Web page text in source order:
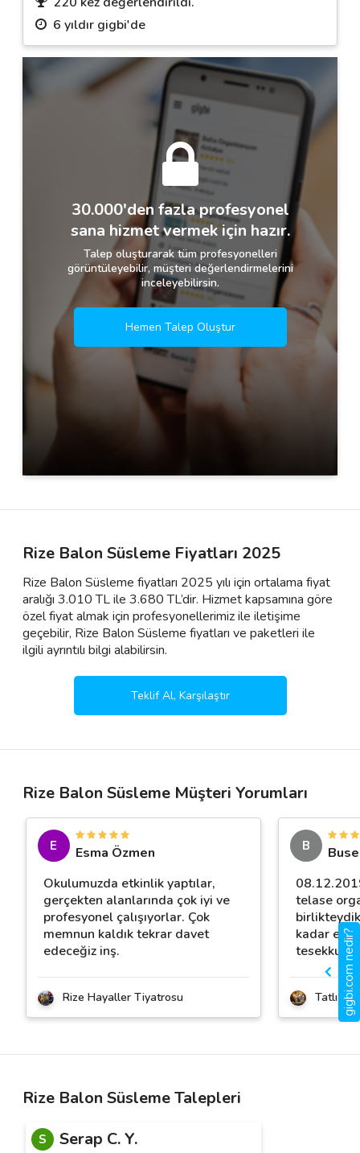
6 yıldır gigbi'de
30.000'den fazla profesyonel
sana hizmet vermek için hazır.
Talep oluşturarak tüm profesyonelleri
görüntüleyebilir, müşteri değerlendirmelerini
inceleyebilirsin.
Hemen Talep Oluştur
Rize Balon Süsleme Fiyatları 2025
Rize Balon Süsleme fiyatları 2025 yılı için ortalama fiyat
aralığı 3.010 TL ile 3.680 TL’dir. Hizmet kapsamına göre
özel fiyat almak için profesyonellerimiz ile iletişime
geçebilir, Rize Balon Süsleme fiyatları ve paketleri ile
ilgili ayrıntılı bilgi alabilirsin.
Teklif Al, Karşılaştır
Rize Balon Süsleme Müşteri Yorumları
E
Esma Özmen
Okulumuzda etkinlik yaptılar,
gerçekten alanlarında çok iyi ve
profesyonel çalışıyorlar. Çok
memnun kaldık tekrar davet
edeceğiz inş.
Rize Hayaller Tiyatrosu
B
telase
kadar
tesekkur …
Tatlı
Rize Balon Süsleme Talepleri
S Serap C. Y.
gigbi.com nedir?